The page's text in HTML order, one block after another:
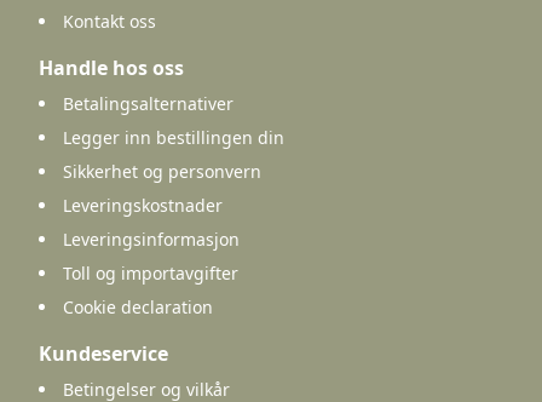
Kontakt oss
Handle hos oss
Betalingsalternativer
Legger inn bestillingen din
Sikkerhet og personvern
Leveringskostnader
Leveringsinformasjon
Toll og importavgifter
Cookie declaration
Kundeservice
Betingelser og vilkår